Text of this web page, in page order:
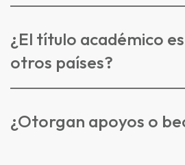
¿El título académico
otros países?
¿Otorgan apoyos o